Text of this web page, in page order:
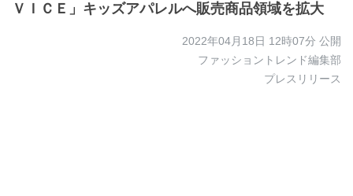
ＶＩＣＥ」キッズアパレルへ販売商品領域を拡大
2022年04月18日 12時07分 公開
ファッショントレンド編集部
プレスリリース